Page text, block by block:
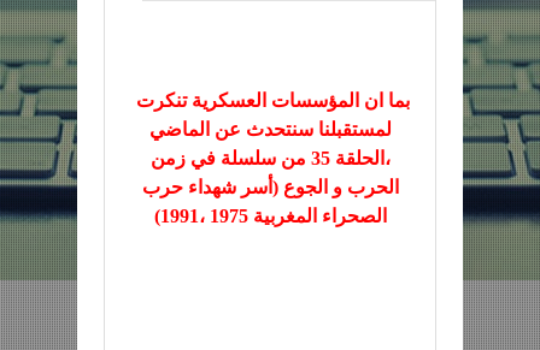
بما ان المؤسسات العسكرية تنكرت
لمستقبلنا سنتحدث عن الماضي
،الحلقة 35 من سلسلة في زمن
الحرب و الجوع (أسر شهداء حرب
الصحراء المغربية 1975 ،1991)